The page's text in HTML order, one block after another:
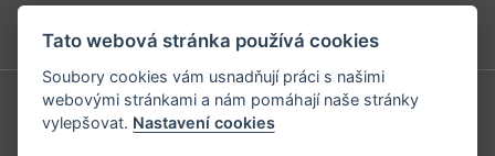
Ochrana osobních údajů
Příhlášení | Registrace
Tato webová stránka používá cookies
Soubory cookies vám usnadňují práci s našimi
webovými stránkami a nám pomáhají naše stránky
vylepšovat. Nastavení cookies